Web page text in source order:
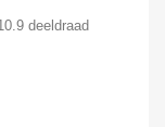
deeldraad